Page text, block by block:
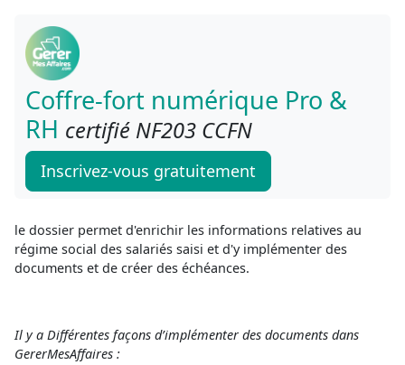
Coffre-fort numérique Pro &
RH certifié NF203 CCFN
Inscrivez-vous gratuitement
le dossier permet d'enrichir les informations relatives au
régime social des salariés saisi et d'y implémenter des
documents et de créer des échéances.
Il y a Différentes façons d’implémenter des documents dans
GererMesAffaires :